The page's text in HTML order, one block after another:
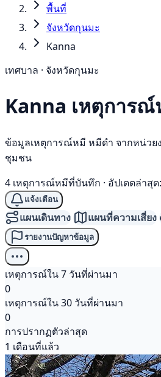
พื้นที่
จังหวัดกุนมะ
Kanna
เทศบาล · จังหวัดกุนมะ
Kanna เหตุการณ์
ข้อมูลเหตุการณ์หมี หมีดำ จากหน่วย
ชุมชน
4 เหตุการณ์หมีที่บันทึก · อัปเดตล่าสุ
แจ้งเตือน
แผนเดินทาง แผนที่ความเสี่ยง
รายงานปัญหาข้อมูล
เหตุการณ์ใน 7 วันที่ผ่านมา
0
เหตุการณ์ใน 30 วันที่ผ่านมา
0
การปรากฏตัวล่าสุด
1 เดือนที่แล้ว